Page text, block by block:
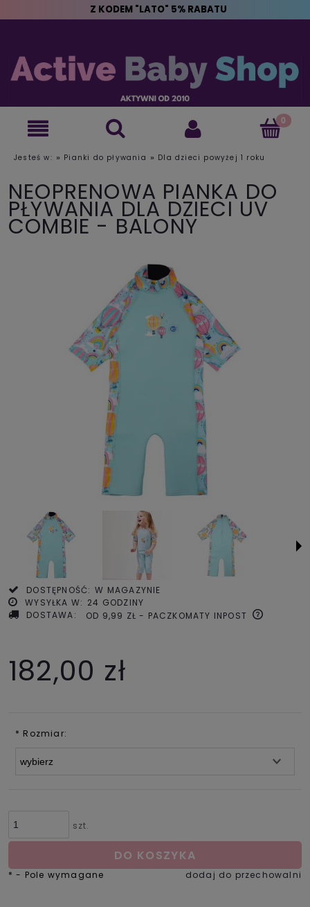
Z KODEM "LATO" 5% RABATU
Jesteś w: » Pianki do pływania » Dla dzieci powyżej 1 roku
NEOPRENOWA PIANKA DO
PŁYWANIA DLA DZIECI UV
COMBIE - BALONY
DOSTĘPNOŚĆ: W MAGAZYNIE
WYSYŁKA W: 24 GODZINY
DOSTAWA:
OD 9,99 ZŁ - PACZKOMATY INPOST
182,00 zł
* Rozmiar:
szt.
DO KOSZYKA
dodaj do przechowalni
* - Pole wymagane